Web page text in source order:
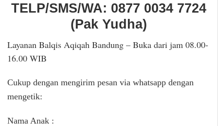
TELP/SMS/WA: 0877 0034 7724
(Pak Yudha)
Layanan Balqis Aqiqah Bandung – Buka dari jam 08.00-
16.00 WIB
Cukup dengan mengirim pesan via whatsapp dengan
mengetik:
Nama Anak :